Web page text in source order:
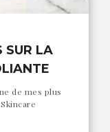
SUR LA
de mes plus